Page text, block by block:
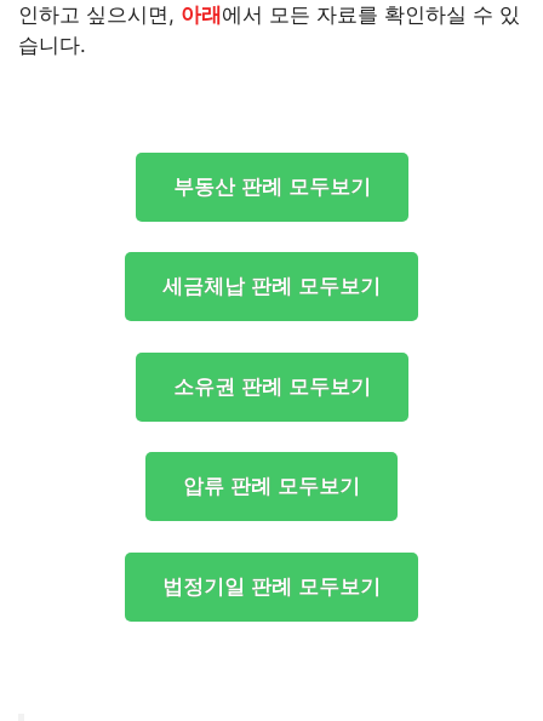
인하고 싶으시면, 아래에서 모든 자료를 확인하실 수 있
습니다.
부동산 판례 모두보기
세금체납 판례 모두보기
소유권 판례 모두보기
압류 판례 모두보기
법정기일 판례 모두보기